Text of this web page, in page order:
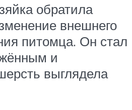
обратила
внешнего
питомца. Он стал
и
выглядела